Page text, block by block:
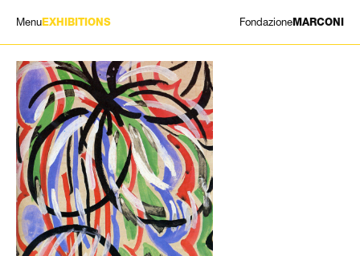
Menu EXHIBITIONS FondazioneMARCONI
MOSTRE
ARTISTI
STORIA
NEWS
CONTATTI
GIÓMARCONI
EN /IT